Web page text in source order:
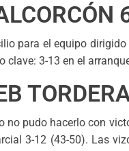
para el equipo
clave: 3-13 en el
no pudo hacerlo con
3-12 (43-50). Las